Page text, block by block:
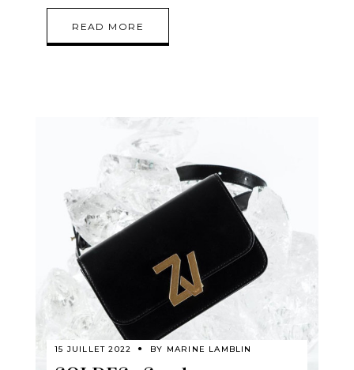
READ MORE
15 JUILLET 2022 BY MARINE LAMBLIN